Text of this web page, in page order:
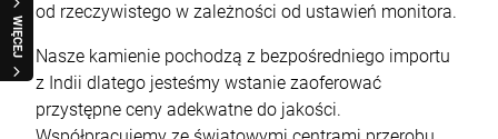
WIĘCEJ
od rzeczywistego w zależności od ustawień monitora.
Nasze kamienie pochodzą z bezpośredniego importu
z Indii dlatego jesteśmy wstanie zaoferować
przystępne ceny adekwatne do jakości.